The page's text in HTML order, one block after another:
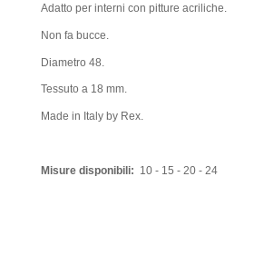
Adatto per interni con pitture acriliche.
Non fa bucce.
Diametro 48.
Tessuto a 18 mm.
Made in Italy by Rex.
Misure disponibili: 10 - 15 - 20 - 24